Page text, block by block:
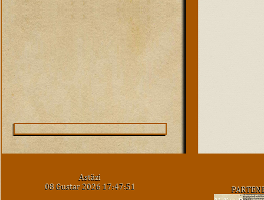
Astăzi
08 Gustar 2026 17:47:51